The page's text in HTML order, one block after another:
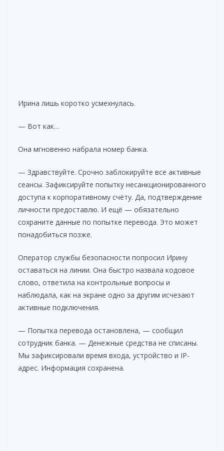
Ирина лишь коротко усмехнулась.
— Вот как…
Она мгновенно набрала номер банка.
— Здравствуйте. Срочно заблокируйте все активные
сеансы. Зафиксируйте попытку несанкционированного
доступа к корпоративному счёту. Да, подтверждение
личности предоставлю. И ещё — обязательно
сохраните данные по попытке перевода. Это может
понадобиться позже.
Оператор службы безопасности попросил Ирину
оставаться на линии. Она быстро назвала кодовое
слово, ответила на контрольные вопросы и
наблюдала, как на экране одно за другим исчезают
активные подключения.
— Попытка перевода остановлена, — сообщил
сотрудник банка. — Денежные средства не списаны.
Мы зафиксировали время входа, устройство и IP-
адрес. Информация сохранена.